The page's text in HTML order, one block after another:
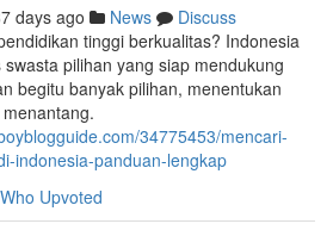
days ago News
Discuss
tinggi berkualitas? Indonesia
pilihan yang siap mendukung
begitu banyak pilihan, menentukan
34775453/mencari-
indonesia-panduan-lengkap
Who Upvoted